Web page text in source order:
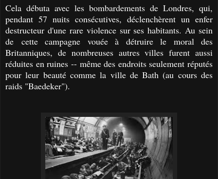
Cela débuta avec les bombardements de Londres, qui,
pendant 57 nuits consécutives, déclenchèrent un enfer
destructeur d'une rare violence sur ses habitants. Au sein
de cette campagne vouée à détruire le moral des
Britanniques, de nombreuses autres villes furent aussi
réduites en ruines -- même des endroits seulement réputés
pour leur beauté comme la ville de Bath (au cours des
raids "Baedeker").